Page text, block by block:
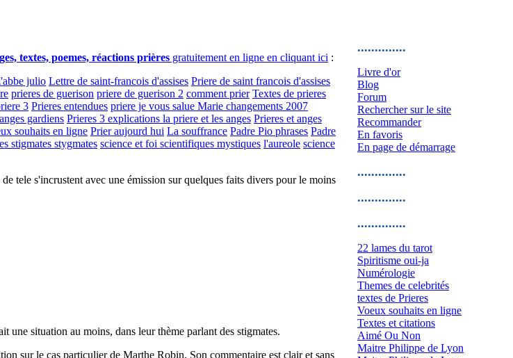
textes, poemes, réactions prières gratuitement en ligne en cliquant ici :
julio Lettre de saint-francois d'assises Priere de saint francois d'assises
prieres de guerison priere de guerison 2 comment prier Textes de prieres
3 Prieres entendues priere je vous salue Marie changements 2007
gardiens Prieres 3 explications la priere et les anges Prieres et anges
souhaits en ligne Prier aujourd hui La souffrance Padre Pio phrases Padre
stigmates stygmates science et foi scientifiques mystiques l'aureole science
tele s'incrustent avec une émission sur quelques faits divers pour le moins
situation au moins, dans leur thème parlant des stigmates.
sur le cas particulier de Marthe Robin. Son commentaire est clair et sans
..............
Livre d'or
Blog
Forum
Rechercher sur le site
Recommander
En favoris
En page de démarrage
..............
..............
..............
22 lames du tarot
Spiritisme oui-ja
Numérologie
Themes de celebrités
textes de Prieres
Voeux souhaits en ligne
Textes et citations
Aimé Ou Non
Maitre Philippe de Lyon